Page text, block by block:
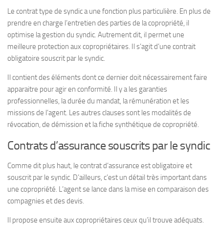
Le contrat type de syndic a une fonction plus particulière. En plus de
prendre en charge l’entretien des parties de la copropriété, il
optimise la gestion du syndic. Autrement dit, il permet une
meilleure protection aux copropriétaires. Il s’agit d’une contrait
obligatoire souscrit par le syndic.
Il contient des éléments dont ce dernier doit nécessairement faire
apparaitre pour agir en conformité. Il y a les garanties
professionnelles, la durée du mandat, la rémunération et les
missions de l’agent. Les autres clauses sont les modalités de
révocation, de démission et la fiche synthétique de copropriété.
Contrats d’assurance souscrits par le syndic
Comme dit plus haut, le contrat d’assurance est obligatoire et
souscrit par le syndic. D’ailleurs, c’est un détail très important dans
une copropriété. L’agent se lance dans la mise en comparaison des
compagnies et des devis.
Il propose ensuite aux copropriétaires ceux qu’il trouve adéquats.